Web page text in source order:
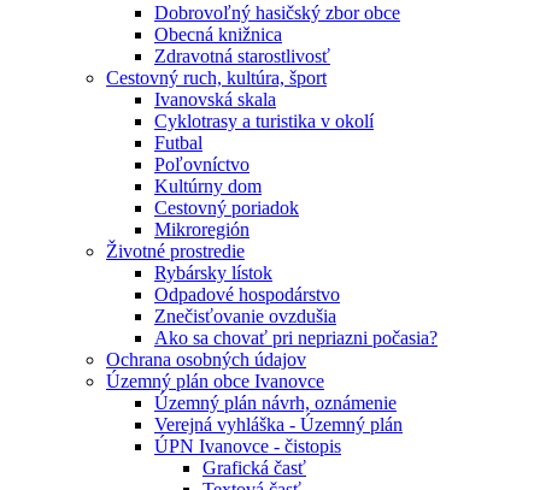
Dobrovoľný hasičský zbor obce
Obecná knižnica
Zdravotná starostlivosť
Cestovný ruch, kultúra, šport
Ivanovská skala
Cyklotrasy a turistika v okolí
Futbal
Poľovníctvo
Kultúrny dom
Cestovný poriadok
Mikroregión
Životné prostredie
Rybársky lístok
Odpadové hospodárstvo
Znečisťovanie ovzdušia
Ako sa chovať pri nepriazni počasia?
Ochrana osobných údajov
Územný plán obce Ivanovce
Územný plán návrh, oznámenie
Verejná vyhláška - Územný plán
ÚPN Ivanovce - čistopis
Grafická časť